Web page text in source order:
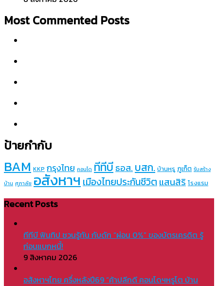
Most Commented Posts
ป้ายกำกับ
BAM KKP กรุงไทย คอนโด ทีทีบีธอส. บสก. บ้านหรู ภูเก็ต รับสร้าง
บ้าน ศุภาลัย อสังหาฯเมืองไทยประกันชีวิต แสนสิริ โรงแรม
Recent Posts
ทีทีบี ฟินทิป ชวนรู้ทัน กับดัก “ผ่อน 0%” ของบัตรเครดิต รู้
ก่อนแบกหนี้!
9 สิงหาคม 2026
อสังหาฯไทย ครึ่งหลังปี69 “ค้าปลีกดี คอนโดฯหรูโต บ้าน